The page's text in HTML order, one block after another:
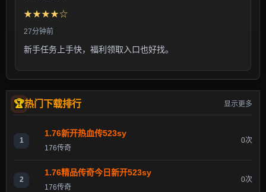
★★★★☆
27分钟前
新手任务上手快，福利领取入口也好找。
热门下载排行 显示更多
1
1.76新开热血传523sy
176传奇
0次
2
1.76精品传奇今日新开523sy
176传奇
0次